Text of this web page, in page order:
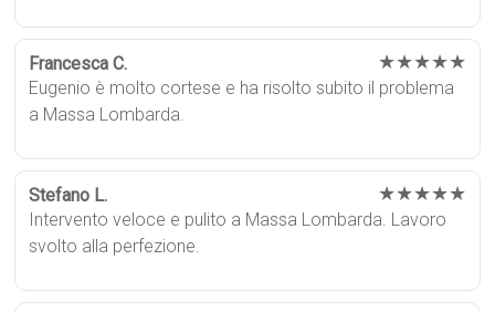
Francesca C. ★★★★★
Eugenio è molto cortese e ha risolto subito il problema
a Massa Lombarda.
Stefano L. ★★★★★
Intervento veloce e pulito a Massa Lombarda. Lavoro
svolto alla perfezione.